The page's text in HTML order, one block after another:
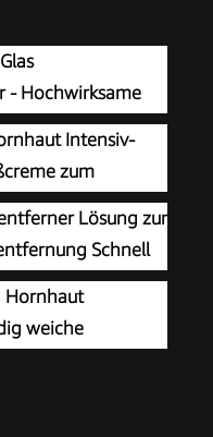
- Hochwirksame
Füsse -
& schnell Zur
und trockenen
Intensiv-
zum
Creme pflegt
Lösung zur
Schnell
250ml No. 4 im
Set ohne
Hornhaut
weiche
Ergebnisse,1